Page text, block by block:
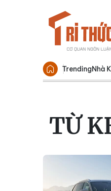
TrendingNhà
TỪ